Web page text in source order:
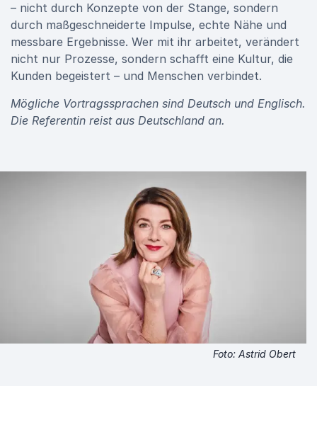
– nicht durch Konzepte von der Stange, sondern
durch maßgeschneiderte Impulse, echte Nähe und
messbare Ergebnisse. Wer mit ihr arbeitet, verändert
nicht nur Prozesse, sondern schafft eine Kultur, die
Kunden begeistert – und Menschen verbindet.
Mögliche Vortragssprachen sind Deutsch und Englisch.
Die Referentin reist aus Deutschland an.
Foto: Astrid Obert